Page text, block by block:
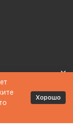
Хорошо